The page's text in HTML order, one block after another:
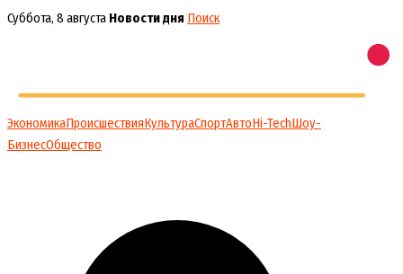
Перейти
Суббота, 8 августа Новости дня Поиск
ЭкономикаПроисшествияКультураСпортАвтоHi-TechШоу-
БизнесОбщество